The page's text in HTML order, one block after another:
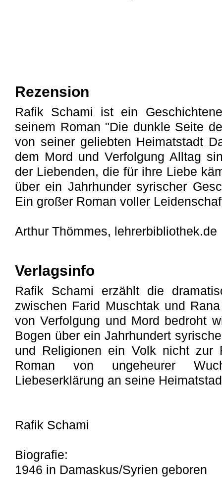
Rezension
Rafik Schami ist ein
seinem Roman "Die dunkle Seite
von seiner geliebten Heimatstadt
dem Mord und Verfolgung Alltag
der Liebenden, die für ihre Liebe
über ein Jahrhunder syrischer
Ein großer Roman voller
Arthur Thömmes, lehrerbibliothek.de
Verlagsinfo
Rafik Schami erzählt die
zwischen Farid Muschtak und
von Verfolgung und Mord bedroht
Bogen über ein Jahrhundert
und Religionen ein Volk nicht zur
Roman von ungeheurer
Liebeserklärung an seine
Rafik Schami
Biografie:
1946 in Damaskus/Syrien geboren